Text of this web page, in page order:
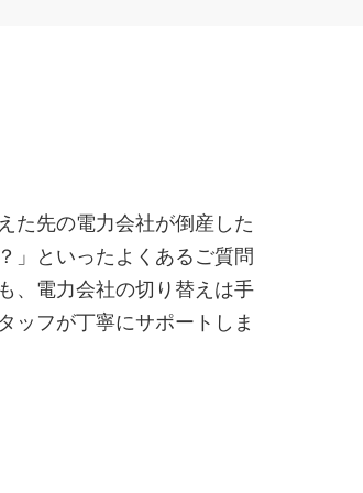
た先の電力会社が倒産した
」といったよくあるご質問
、電力会社の切り替えは手
ッフが丁寧にサポートしま